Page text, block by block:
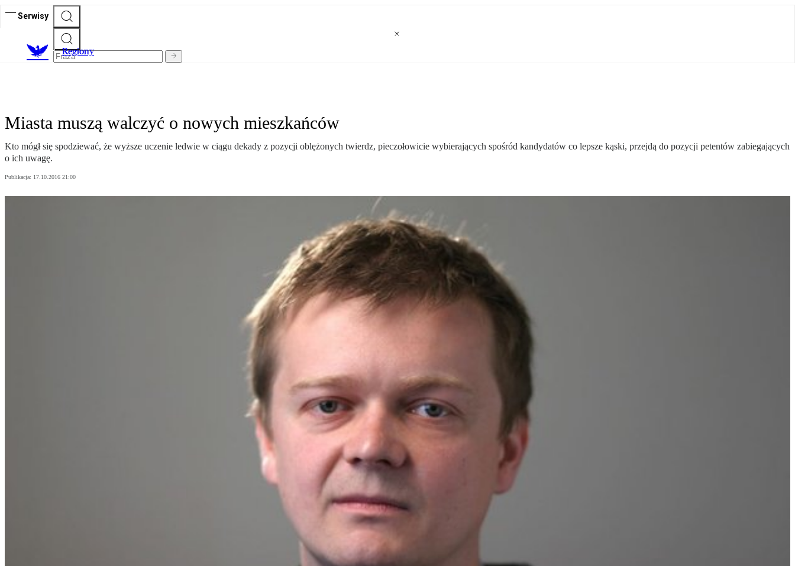
Serwisy
Regiony
Miasta muszą walczyć o nowych mieszkańców
Kto mógł się spodziewać, że wyższe uczenie ledwie w ciągu dekady z pozycji oblężonych twierdz, pieczołowicie wybierających spośród kandydatów co lepsze kąski, przejdą do pozycji petentów zabiegających
o ich uwagę.
Publikacja: 17.10.2016 21:00